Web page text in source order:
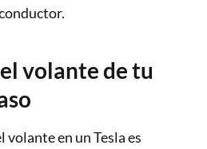
volante de tu
volante en un Tesla es